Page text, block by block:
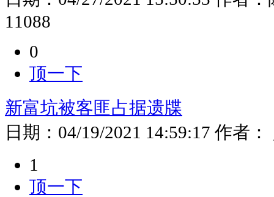
11088
0
顶一下
新富坑被客匪占据遗牒
日期： 04/19/2021 14:59:17 作者：
1
顶一下